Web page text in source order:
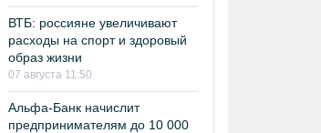
ВТБ: россияне увеличивают
расходы на спорт и здоровый
образ жизни
07 августа 11:50
Альфа-Банк начислит
предпринимателям до 10 000